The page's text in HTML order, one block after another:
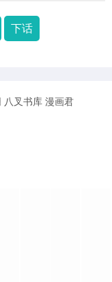
下话
八叉书库 漫画君